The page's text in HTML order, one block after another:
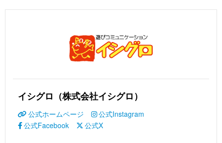
イシグロ（株式会社イシグロ）
公式ホームページ
公式Instagram
公式Facebook
公式X